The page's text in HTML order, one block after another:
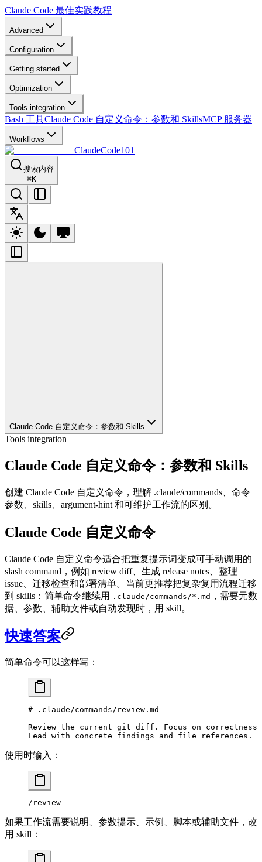
Claude Code 最佳实践教程
Advanced
Configuration
Getting started
Optimization
Tools integration
Bash 工具Claude Code 自定义命令：参数和 SkillsMCP 服务器
Workflows
ClaudeCode101
搜索内容
⌘K
Claude Code 自定义命令：参数和 Skills
Tools integration
Claude Code 自定义命令：参数和 Skills
创建 Claude Code 自定义命令，理解 .claude/commands、命令
参数、skills、argument-hint 和可维护工作流的区别。
Claude Code 自定义命令
Claude Code 自定义命令适合把重复提示词变成可手动调用的
slash command，例如 review diff、生成 release notes、整理
issue、迁移检查和部署清单。当前更推荐把复杂复用流程迁移
到 skills：简单命令继续用
.claude/commands/*.md ，需要元数
据、参数、辅助文件或自动发现时，用 skill。
快速答案
简单命令可以这样写：
# .claude/commands/review.md
Review the current git diff. Focus on
Lead with concrete findings and file references.
使用时输入：
/review
如果工作流需要说明、参数提示、示例、脚本或辅助文件，改
用 skill：